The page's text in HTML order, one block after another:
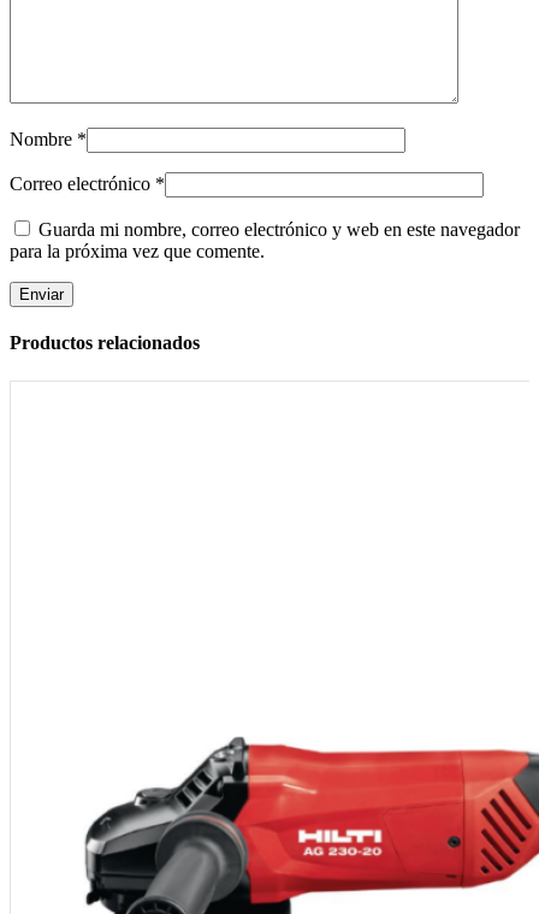
Nombre *
Correo electrónico *
Guarda mi nombre, correo electrónico y web en este navegador
para la próxima vez que comente.
Productos relacionados